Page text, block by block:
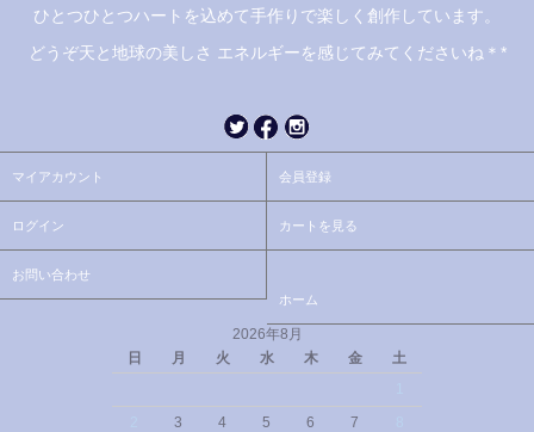
ひとつひとつハートを込めて手作りで楽しく創作しています。
どうぞ天と地球の美しさ エネルギーを感じてみてくださいね＊*
マイアカウント 会員登録
ログイン カートを見る
お問い合わせ
ホーム
2026年8月
日
月 火 水 木 金
土
3 4 5 6 7